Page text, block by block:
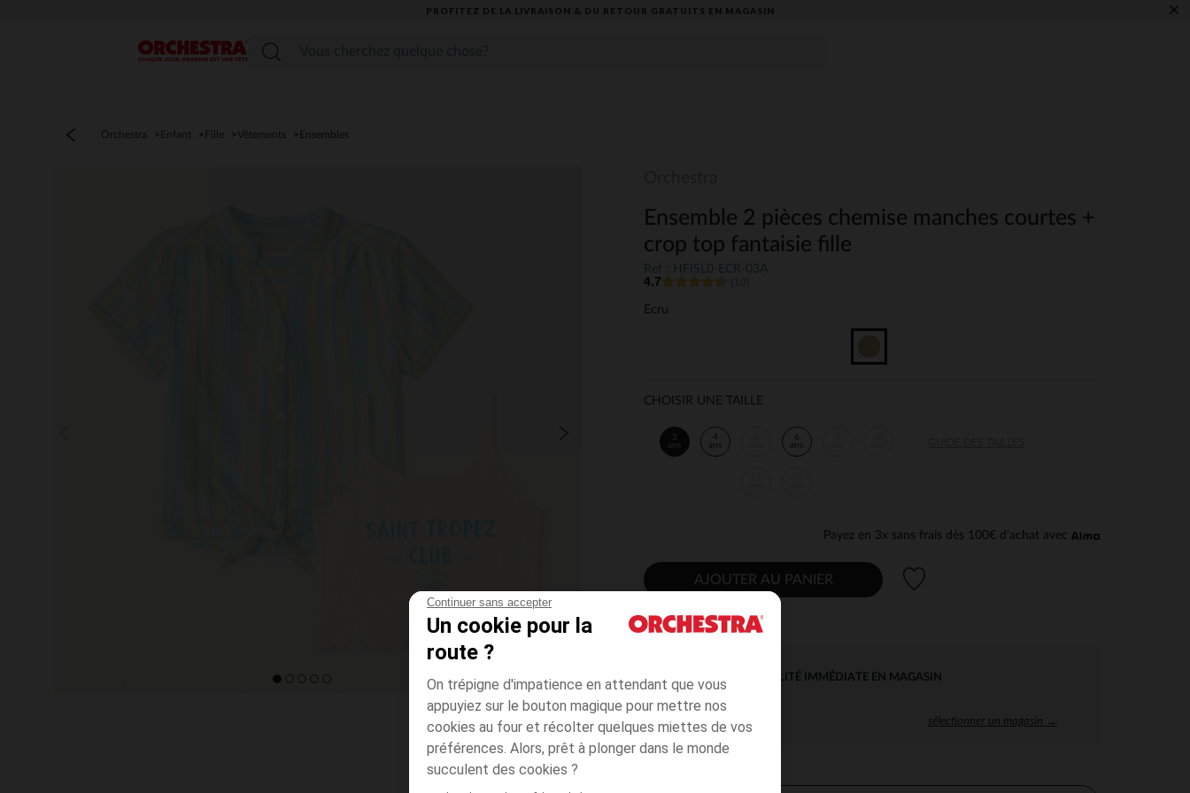
Continuer sans accepter
Un cookie pour la
route ?
On trépigne d'impatience en attendant que vous
appuyiez sur le bouton magique pour mettre nos
cookies au four et récolter quelques miettes de vos
préférences. Alors, prêt à plonger dans le monde
succulent des cookies ?
PROFITEZ DE LA LIVRAISON & DU RETOUR GRATUITS EN MAGASIN​ ×
Menu
Orchestra Enfant Fille Vêtements Ensembles
Ensemble 2 pièces chemise manches courtes +
crop top fantaisie fille
4.7
Ecru
CHOISIR UNE TAILLE
3
ans
4
ans
6
ans
Payez en 3x sans frais dès 100€ d'achat avec
AJOUTER AU PANIER
DISPONIBILITÉ IMMÉDIATE EN MAGASIN
sélectionner un magasin →